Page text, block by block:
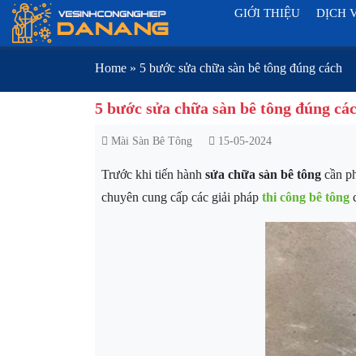
GIỚI THIỆU DỊCH
Home » 5 bước sửa chữa sàn bê tông đúng cách
5 bước sửa chữa sàn bê tông đúng
Mài Sàn Bê Tông 15-05-2024
Trước khi tiến hành sửa chữa sàn bê tông cần
chuyên cung cấp các giải pháp thi công bê tông